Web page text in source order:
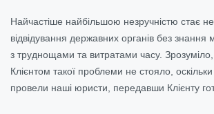
Найчастіше найбільшою незручністю стає
відвідування державних органів без
з труднощами та витратами часу.
Клієнтом такої проблеми не стояло,
провели наші юристи, передавши Клієнту